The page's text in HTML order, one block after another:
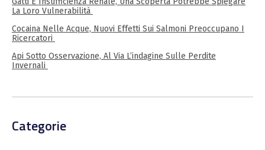
La Loro Vulnerabilità
Cocaina Nelle Acque, Nuovi Effetti Sui Salmoni Preoccupano I
Ricercatori
Api Sotto Osservazione, Al Via L’indagine Sulle Perdite
Invernali
Categorie